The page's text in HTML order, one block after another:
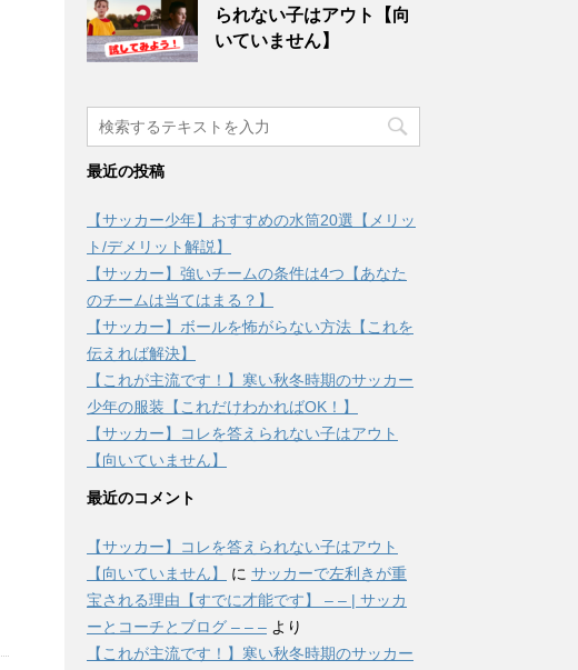
られない子はアウト【向
いていません】
最近の投稿
【サッカー少年】おすすめの水筒20選【メリッ
ト/デメリット解説】
【サッカー】強いチームの条件は4つ【あなた
のチームは当てはまる？】
【サッカー】ボールを怖がらない方法【これを
伝えれば解決】
【これが主流です！】寒い秋冬時期のサッカー
少年の服装【これだけわかればOK！】
【サッカー】コレを答えられない子はアウト
【向いていません】
最近のコメント
【サッカー】コレを答えられない子はアウト
【向いていません】
に サッカーで左利きが重
宝される理由【すでに才能です】 – – | サッカ
ーとコーチとブログ – – – より
【これが主流です！】寒い秋冬時期のサッカー